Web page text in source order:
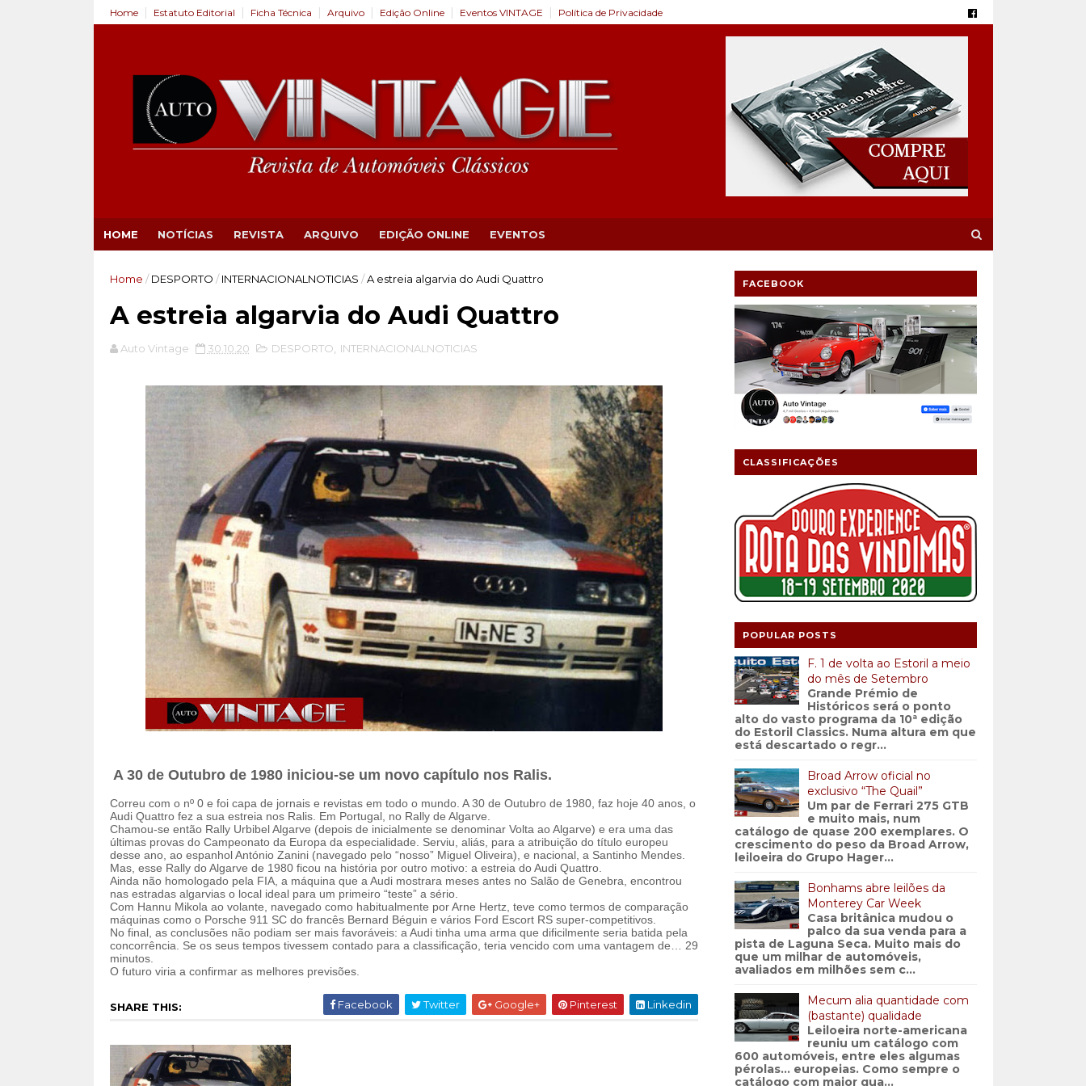
Home Estatuto Editorial Ficha Técnica Arquivo Edição Online Eventos VINTAGE Política de Privacidade
HOME NOTÍCIAS REVISTA ARQUIVO EDIÇÃO ONLINE EVENTOS
Home / DESPORTO / INTERNACIONALNOTICIAS / A estreia algarvia do Audi Quattro
A estreia algarvia do Audi Quattro
Auto Vintage 30.10.20 DESPORTO INTERNACIONALNOTICIAS
A 30 de Outubro de 1980 iniciou-se um novo capítulo nos Ralis.
Correu com o nº 0 e foi capa de jornais e revistas em todo o mundo. A 30 de Outubro de 1980, faz hoje 40 anos, o
Audi Quattro fez a sua estreia nos Ralis. Em Portugal, no Rally de Algarve.
Chamou-se então Rally Urbibel Algarve (depois de inicialmente se denominar Volta ao Algarve) e era uma das
últimas provas do Campeonato da Europa da especialidade. Serviu, aliás, para a atribuição do título europeu
desse ano, ao espanhol António Zanini (navegado pelo “nosso” Miguel Oliveira), e nacional, a Santinho Mendes.
Mas, esse Rally do Algarve de 1980 ficou na história por outro motivo: a estreia do Audi Quattro.
Ainda não homologado pela FIA, a máquina que a Audi mostrara meses antes no Salão de Genebra, encontrou
nas estradas algarvias o local ideal para um primeiro “teste” a sério.
Com Hannu Mikola ao volante, navegado como habitualmente por Arne Hertz, teve como termos de comparação
máquinas como o Porsche 911 SC do francês Bernard Béguin e vários Ford Escort RS super-competitivos.
No final, as conclusões não podiam ser mais favoráveis: a Audi tinha uma arma que dificilmente seria batida pela
concorrência. Se os seus tempos tivessem contado para a classificação, teria vencido com uma vantagem de… 29
minutos.
O futuro viria a confirmar as melhores previsões.
SHARE THIS: Facebook Twitter Google+ Pinterest Linkedin
FACEBOOK
CLASSIFICAÇÕES
POPULAR POSTS
F. 1 de volta ao Estoril a meio
do mês de Setembro
Grande Prémio de
Históricos será o ponto
alto do vasto programa da 10ª edição
do Estoril Classics. Numa altura em que
está descartado o regr...
Broad Arrow oficial no
exclusivo “The Quail”
Um par de Ferrari 275 GTB
e muito mais, num
catálogo de quase 200 exemplares. O
crescimento do peso da Broad Arrow,
leiloeira do Grupo Hager...
Bonhams abre leilões da
Monterey Car Week
Casa britânica mudou o
palco da sua venda para a
pista de Laguna Seca. Muito mais do
que um milhar de automóveis,
avaliados em milhões sem c...
Mecum alia quantidade com
(bastante) qualidade
Leiloeira norte-americana
reuniu um catálogo com
600 automóveis, entre eles algumas
pérolas… europeias. Como sempre o
catálogo com maior qua...